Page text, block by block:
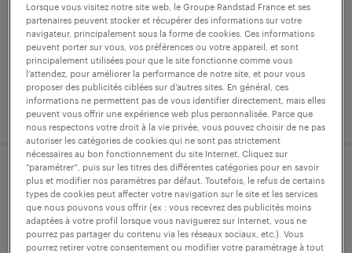
intérim
14,00 € par heure
publié le 29 juillet 2026
conducteur d'appareils des industries
chimiques (caic) (f/h)
roussillon, isère
Lorsque vous visitez notre site web, le Groupe Randstad France et ses
partenaires peuvent stocker et récupérer des informations sur votre
navigateur, principalement sous la forme de cookies. Ces informations
peuvent porter sur vous, vos préférences ou votre appareil, et sont
principalement utilisées pour que le site fonctionne comme vous
l’attendez, pour améliorer la performance de notre site, et pour vous
proposer des publicités ciblées sur d’autres sites. En général, ces
informations ne permettent pas de vous identifier directement, mais elles
peuvent vous offrir une expérience web plus personnalisée. Parce que
nous respectons votre droit à la vie privée, vous pouvez choisir de ne pas
autoriser les catégories de cookies qui ne sont pas strictement
nécessaires au bon fonctionnement du site Internet. Cliquez sur
“paramétrer”, puis sur les titres des différentes catégories pour en savoir
plus et modifier nos paramètres par défaut. Toutefois, le refus de certains
types de cookies peut affecter votre navigation sur le site et les services
que nous pouvons vous offrir (ex : vous recevrez des publicités moins
adaptées à votre profil lorsque vous naviguerez sur Internet, vous ne
pourrez pas partager du contenu via les réseaux sociaux, etc.). Vous
pourrez retirer votre consentement ou modifier votre paramétrage à tout